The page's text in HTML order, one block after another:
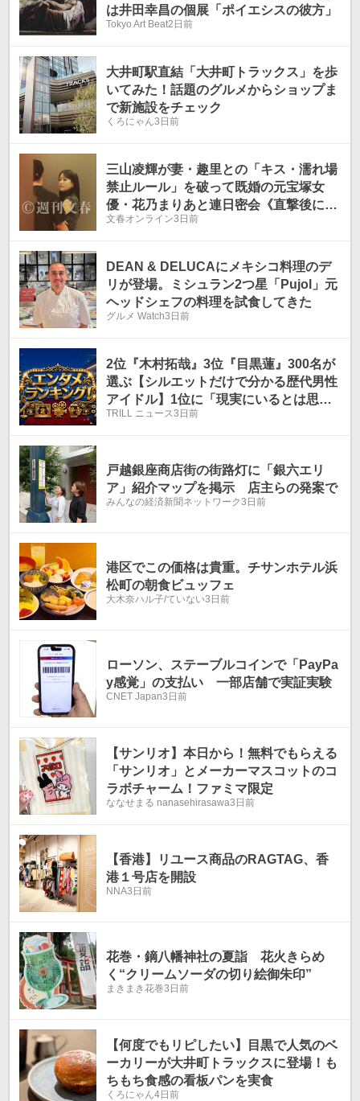
は井田幸昌の個展「ポイエシスの彼方」
Tokyo Art Beat2日前
大井町駅直結「大井町トラックス」を歩
いてみた！話題のグルメからショップま
で新施設をチェック
くろにゃん3日前
三山凌輝が妻・趣里との「キス・濡れ場
禁止ルール」を破って既婚の元宝塚女
優・花乃まりあと連日密会《直撃後にも
ホテルへ…》
文春オンライン3日前
DEAN & DELUCAにメキシコ料理のデ
リが登場。ミシュラン2つ星「Pujol」元
ヘッドシェフの料理を試食してきた
グルメ Watch3日前
2位『木村拓哉』3位『目黒蓮』300名が
選ぶ【シルエットだけで分かる歴代男性
アイドル】1位に「現実にいるとは思え
ない」
TRILL ニュース3日前
戸越銀座商店街の街路灯に「銀六エリ
ア」紹介マップを掲示 店主らの発案で
みんなの経済新聞ネットワーク3日前
港区でこの価格は貴重。チサンホテル浜
松町の朝食ビュッフェ
大木奈ハル子/ていない3日前
ローソン、ステーブルコインで「PayPa
y感覚」の支払い 一部店舗で実証実験
CNET Japan3日前
【サンリオ】本日から！無料でもらえる
「サンリオ」とメーカーマスコットのコ
ラボチャーム！ファミマ限定
ななせまる nanasehirasawa3日前
【香港】リユース商品のRAGTAG、香
港１号店を開設
NNA3日前
花巻・鏑八幡神社の夏詣 花火きらめ
く“クリームソーダの切り絵御朱印”
まきまき花巻3日前
【何度でもリピしたい】目黒で人気のベ
ーカリーが大井町トラックスに登場！も
ちもち食感の看板パンを実食
くろにゃん4日前